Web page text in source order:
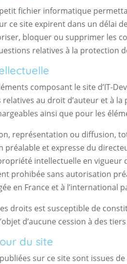
fichier informatique
ce site expirent dans un délai
bloquer ou supprimer les
relatives à la protection
composant le site d’IT-
au droit d’auteur et à
ainsi que pour les
représentation ou diffusion,
préalable et expresse du
intellectuelle en
prohibée sans autorisation
en France et à l’international
droits est susceptible de
d’aucune cession à des
du site
sur ce site sont issues